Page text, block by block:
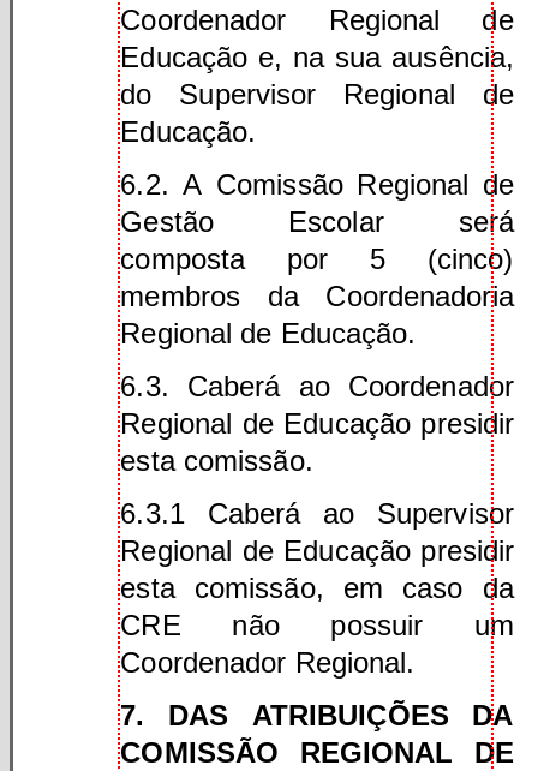
Coordenador Regional de
Educação e, na sua ausência,
do Supervisor Regional de
Educação.
6.2. A Comissão Regional de
Gestão Escolar será
composta por 5 (cinco)
membros da Coordenadoria
Regional de Educação.
6.3. Caberá ao Coordenador
Regional de Educação presidir
esta comissão.
6.3.1 Caberá ao Supervisor
Regional de Educação presidir
esta comissão, em caso da
CRE não possuir um
Coordenador Regional.
7. DAS ATRIBUIÇÕES DA
COMISSÃO REGIONAL DE